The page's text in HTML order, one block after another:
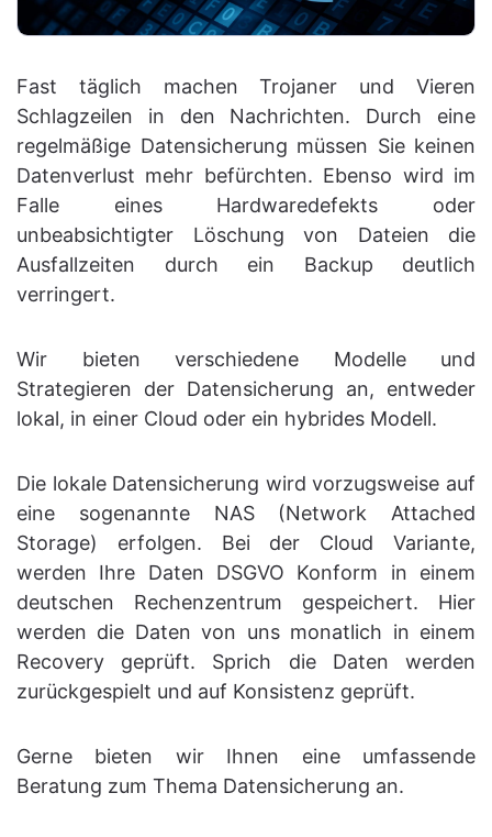
Fast täglich machen Trojaner und Vieren
Schlagzeilen in den Nachrichten. Durch eine
regelmäßige Datensicherung müssen Sie keinen
Datenverlust mehr befürchten. Ebenso wird im
Falle eines Hardwaredefekts oder
unbeabsichtigter Löschung von Dateien die
Ausfallzeiten durch ein Backup deutlich
verringert.
Wir bieten verschiedene Modelle und
Strategieren der Datensicherung an, entweder
lokal, in einer Cloud oder ein hybrides Modell.
Die lokale Datensicherung wird vorzugsweise auf
eine sogenannte NAS (Network Attached
Storage) erfolgen. Bei der Cloud Variante,
werden Ihre Daten DSGVO Konform in einem
deutschen Rechenzentrum gespeichert. Hier
werden die Daten von uns monatlich in einem
Recovery geprüft. Sprich die Daten werden
zurückgespielt und auf Konsistenz geprüft.
Gerne bieten wir Ihnen eine umfassende
Beratung zum Thema Datensicherung an.